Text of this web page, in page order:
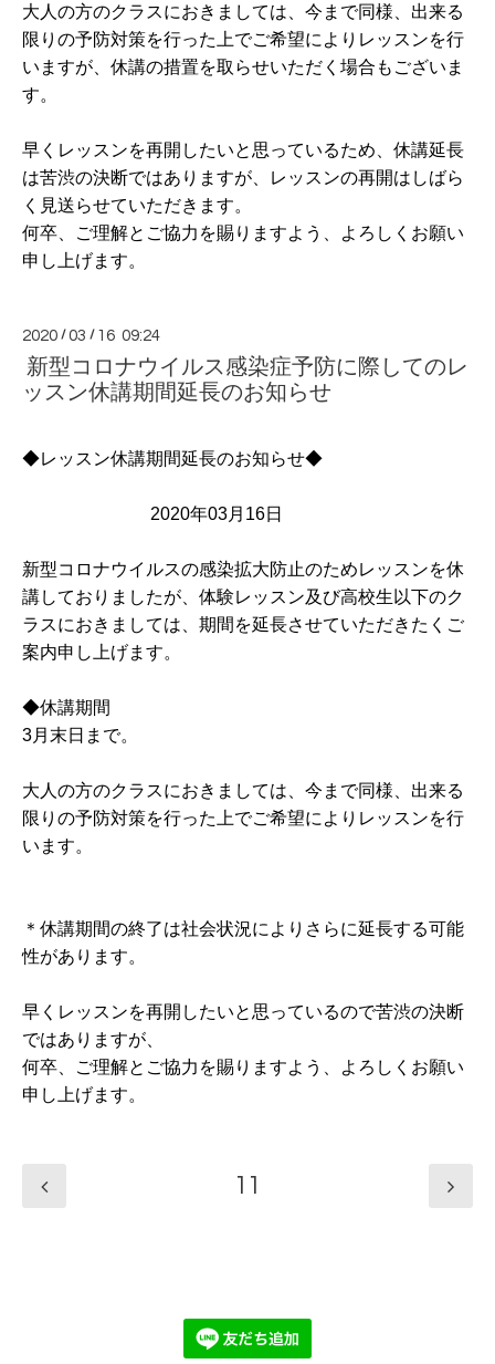
大人の方のクラスにおきましては、今まで同様、出来る
限りの予防対策を行った上でご希望によりレッスンを行
いますが、休講の措置を取らせいただく場合もございま
す。
早くレッスンを再開したいと思っているため、休講延長
は苦渋の決断ではありますが、レッスンの再開はしばら
く 見送らせていただきます。
何卒、ご理解とご協力を賜りますよう、よろしくお願い
申し上げます。
2020 /03 / 16 09:24
新型コロナウイルス感染症予防に際してのレ
ッスン休講期間延長のお知らせ
◆レッスン休講期間延長のお知らせ◆
2020年03月16日
新型コロナウイルスの感染拡大防止のためレッスンを休
講しておりましたが、体験レッスン及び高校生以下のク
ラスにおきましては、期間を延長させていただきたくご
案内申し上げます。
◆休講期間
3月末日まで。
大人の方のクラスにおきましては、今まで同様、出来る
限りの予防対策を行った上でご希望によりレッスンを行
います。
＊休講期間の終了は社会状況によりさらに延長する可能
性があります。
早くレッスンを再開したいと思っているので苦渋の決断
ではありますが、
何卒、ご理解とご協力を賜りますよう、よろしくお願い
申し上げます。
11